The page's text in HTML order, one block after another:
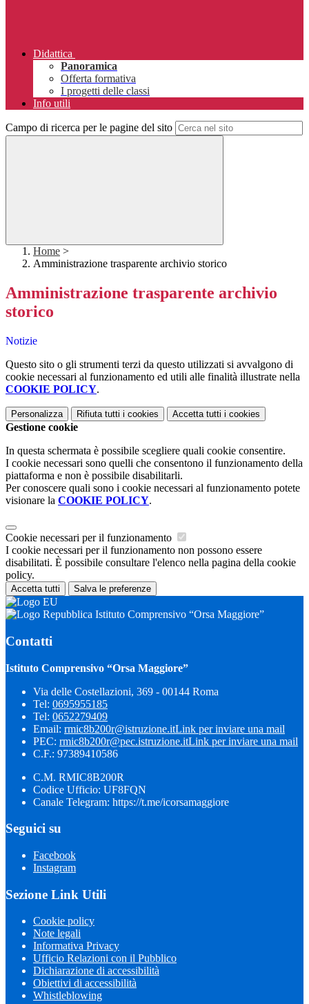
Didattica
Panoramica
Offerta formativa
I progetti delle classi
Info utili
Campo di ricerca per le pagine del sito
Home >
Amministrazione trasparente archivio storico
Amministrazione trasparente archivio
storico
Notizie
Questo sito o gli strumenti terzi da questo utilizzati si avvalgono di
cookie necessari al funzionamento ed utili alle finalità illustrate nella
COOKIE POLICY.
Personalizza Rifiuta tutti i cookies Accetta tutti i cookies
Gestione cookie
In questa schermata è possibile scegliere quali cookie consentire.
I cookie necessari sono quelli che consentono il funzionamento della
piattaforma e non è possibile disabilitarli.
Per conoscere quali sono i cookie necessari al funzionamento potete
visionare la COOKIE POLICY.
Cookie necessari per il funzionamento
I cookie necessari per il funzionamento non possono essere
disabilitati. È possibile consultare l'elenco nella pagina della cookie
policy.
Accetta tutti Salva le preferenze
Istituto Comprensivo “Orsa Maggiore”
Contatti
Istituto Comprensivo “Orsa Maggiore”
Via delle Costellazioni, 369 - 00144 Roma
Tel: 0695955185
Tel: 0652279409
Email: rmic8b200r@istruzione.itLink per inviare una mail
PEC: rmic8b200r@pec.istruzione.itLink per inviare una mail
C.F.: 97389410586
C.M. RMIC8B200R
Codice Ufficio: UF8FQN
Canale Telegram: https://t.me/icorsamaggiore
Seguici su
Facebook
Instagram
Sezione Link Utili
Cookie policy
Note legali
Informativa Privacy
Ufficio Relazioni con il Pubblico
Dichiarazione di accessibilità
Obiettivi di accessibilità
Whistleblowing